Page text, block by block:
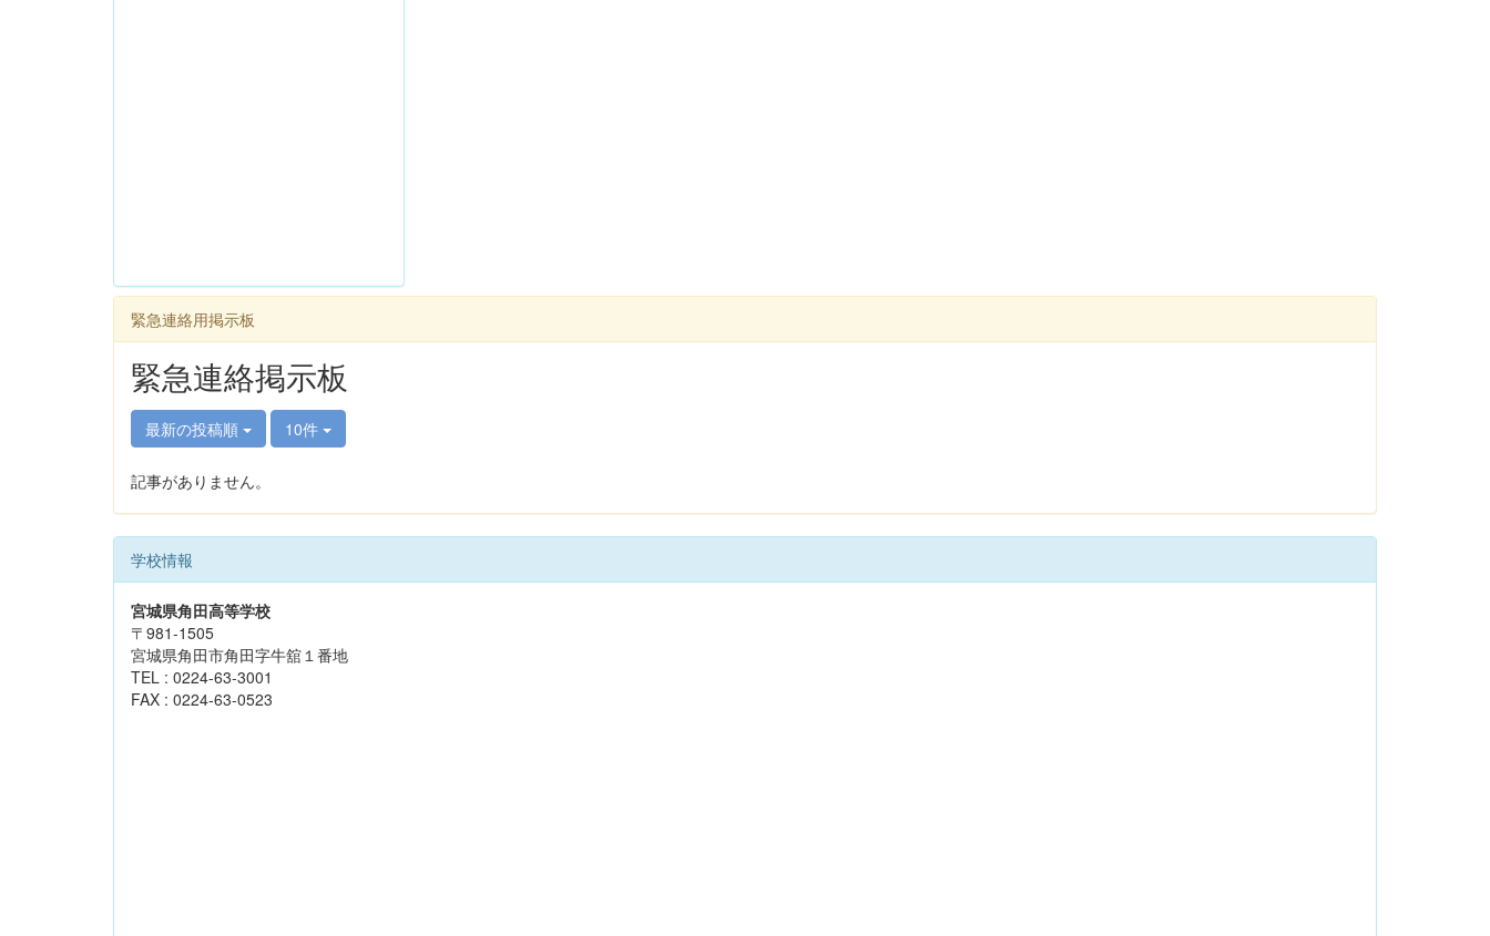
緊急連絡用掲示板
緊急連絡掲示板
最新の投稿順 10件
記事がありません。
学校情報
宮城県角田高等学校
〒981-1505
宮城県角田市角田字牛舘１番地
TEL : 0224-63-3001
FAX : 0224-63-0523